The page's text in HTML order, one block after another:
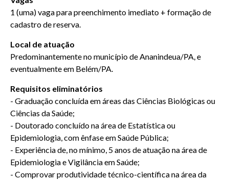
1 (uma) vaga para preenchimento imediato + formação de
cadastro de reserva.
Local de atuação
Predominantemente no município de Ananindeua/PA, e
eventualmente em Belém/PA.
Requisitos eliminatórios
- Graduação concluída em áreas das Ciências Biológicas ou
Ciências da Saúde;
- Doutorado concluído na área de Estatística ou
Epidemiologia, com ênfase em Saúde Pública;
- Experiência de, no mínimo, 5 anos de atuação na área de
Epidemiologia e Vigilância em Saúde;
- Comprovar produtividade técnico-científica na área da